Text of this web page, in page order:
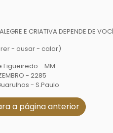
E CRIATIVA DEPENDE DE
- ousar - calar)
Figueiredo - MM
- 2285
- S.Paulo
a página anterior